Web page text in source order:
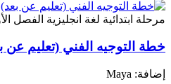
مرحلة ابتدائية لغة انجليزية الفصل
خطة التوجيه الفني (تعليم عن
إضافة: Maya